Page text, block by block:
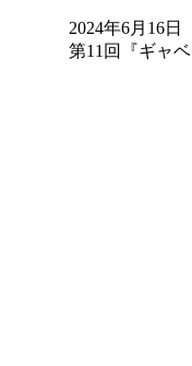
2024年6月16日
第11回『ギャ